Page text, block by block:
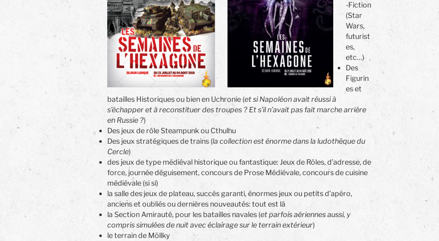
-Fiction
(Star
Wars,
futurist
es,
etc…)
Des
Figurin
es et
batailles Historiques ou bien en Uchronie (et si Napoléon avait réussi à
s’échapper et à reconstituer des troupes ? Et s’il n’avait pas fait marche arrière
en Russie ?)
Des jeux de rôle Steampunk ou Cthulhu
Des jeux stratégiques de trains (la collection est énorme dans la ludothèque du
Cercle)
des jeux de type médiéval historique ou fantastique: Jeux de Rôles, d’adresse, de
force, journée déguisement, concours de Prose Médiévale, concours de cuisine
médiévale (si si)
la salle des jeux de plateau, succès garanti, énormes jeux ou petits d’apéro,
anciens et oubliés ou dernières nouveautés: tout est là
la Section Amirauté, pour les batailles navales (et parfois aériennes aussi, y
compris simulées de nuit avec éclairage sur le terrain extérieur)
le terrain de Möllky